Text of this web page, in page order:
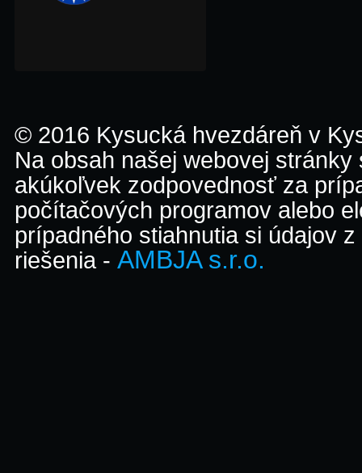
© 2016 Kysucká hvezdáreň v
Na obsah našej webovej
akúkoľvek zodpovednosť za
počítačových programov alebo
prípadného stiahnutia si údajov
riešenia - AMBJA s.r.o.